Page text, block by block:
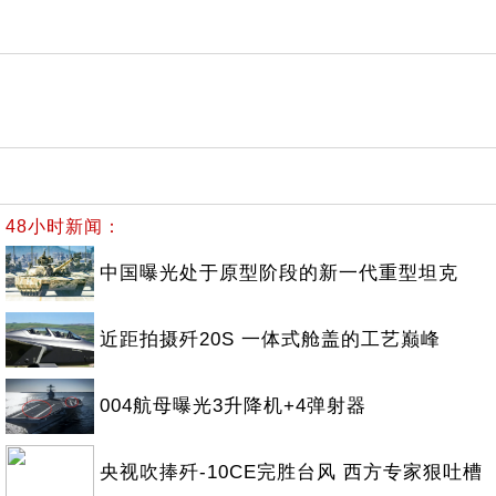
48小时新闻：
中国曝光处于原型阶段的新一代重型坦克
近距拍摄歼20S 一体式舱盖的工艺巅峰
004航母曝光3升降机+4弹射器
央视吹捧歼-10CE完胜台风 西方专家狠吐槽